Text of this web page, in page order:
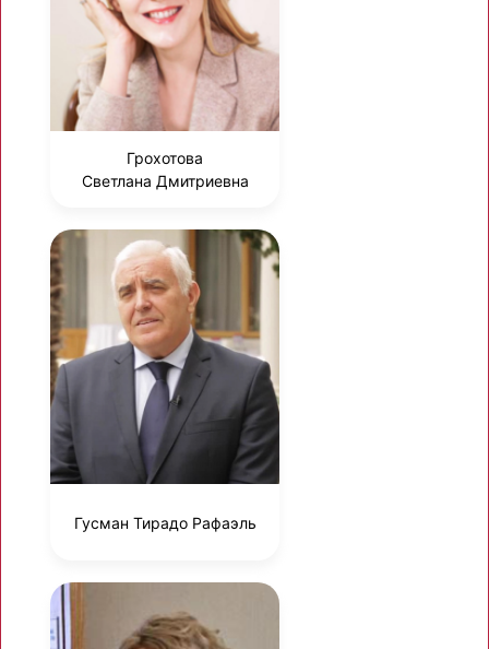
Грохотова
Светлана Дмитриевна
Гусман Тирадо Рафаэль